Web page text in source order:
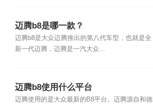
迈腾b8是哪一款？
迈腾b8是大众迈腾推出的第八代车型，也就是全
新一代迈腾，迈腾是一汽大众...
迈腾b8使用什么平台
迈腾使用的是大众最新的B8平台。迈腾源自和德